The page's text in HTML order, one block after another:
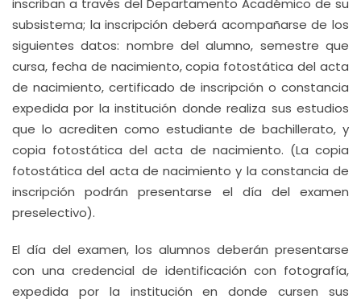
inscriban a través del Departamento Académico de su
subsistema; la inscripción deberá acompañarse de los
siguientes datos: nombre del alumno, semestre que
cursa, fecha de nacimiento, copia fotostática del acta
de nacimiento, certificado de inscripción o constancia
expedida por la institución donde realiza sus estudios
que lo acrediten como estudiante de bachillerato, y
copia fotostática del acta de nacimiento. (La copia
fotostática del acta de nacimiento y la constancia de
inscripción podrán presentarse el día del examen
preselectivo).
El día del examen, los alumnos deberán presentarse
con una credencial de identificación con fotografía,
expedida por la institución en donde cursen sus